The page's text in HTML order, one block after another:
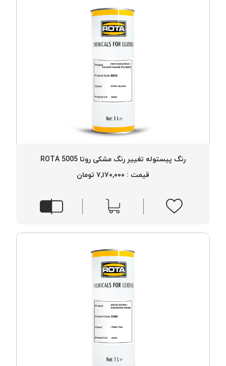
رنگ پیستوله تغییر رنگ مشکی روتا 5005 ROTA
قیمت : ۷,۱۷۰,۰۰۰ تومان